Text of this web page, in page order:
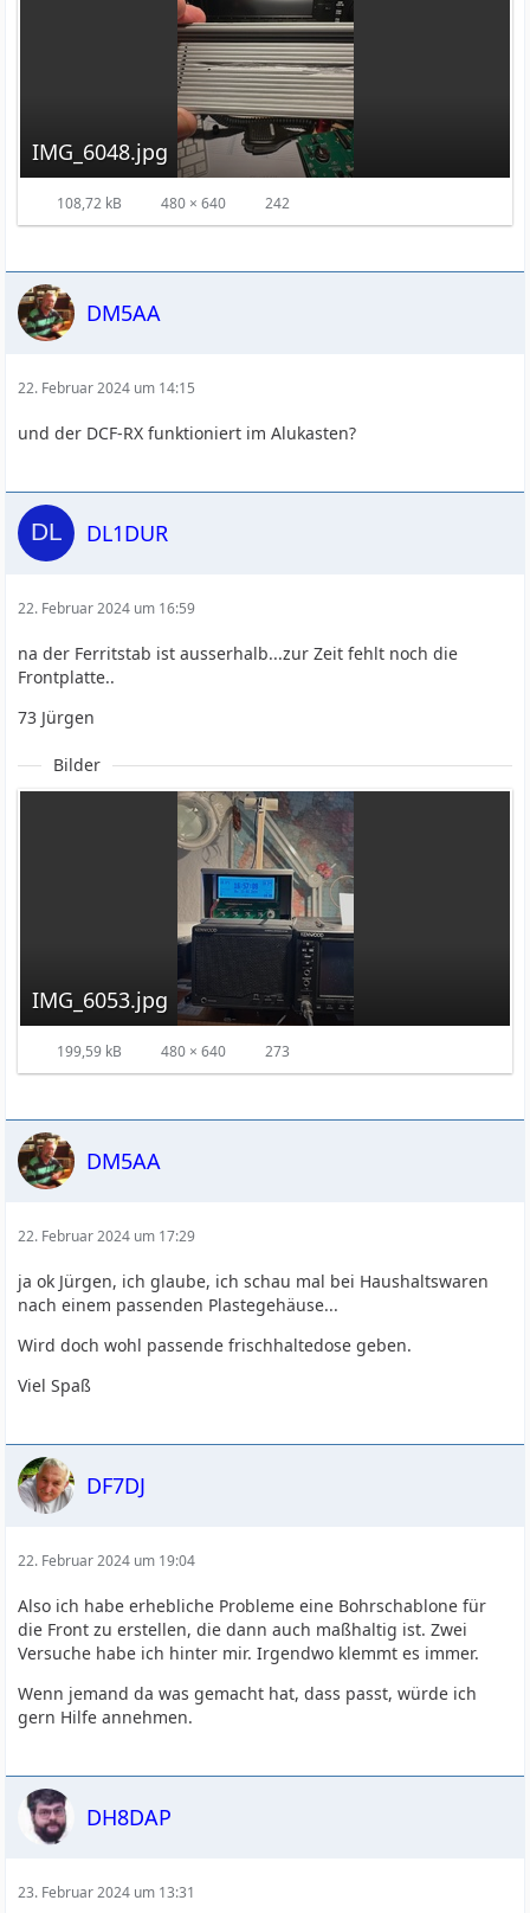
IMG_6048.jpg
108,72 kB 480 × 640 242
DM5AA
22. Februar 2024 um 14:15
und der DCF-RX funktioniert im Alukasten?
DL1DUR
22. Februar 2024 um 16:59
na der Ferritstab ist ausserhalb...zur Zeit fehlt noch die
Frontplatte..
73 Jürgen
Bilder
IMG_6053.jpg
199,59 kB 480 × 640 273
DM5AA
22. Februar 2024 um 17:29
ja ok Jürgen, ich glaube, ich schau mal bei Haushaltswaren
nach einem passenden Plastegehäuse...
Wird doch wohl passende frischhaltedose geben.
Viel Spaß
DF7DJ
22. Februar 2024 um 19:04
Also ich habe erhebliche Probleme eine Bohrschablone für
die Front zu erstellen, die dann auch maßhaltig ist. Zwei
Versuche habe ich hinter mir. Irgendwo klemmt es immer.
Wenn jemand da was gemacht hat, dass passt, würde ich
gern Hilfe annehmen.
DH8DAP
23. Februar 2024 um 13:31